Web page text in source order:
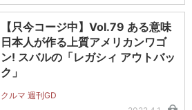
【只今コージ中】Vol.79 ある意味
日本人が作る上質アメリカンワゴ
ン! スバルの「レガシィ アウトバッ
ク」
クルマ 週刊GD